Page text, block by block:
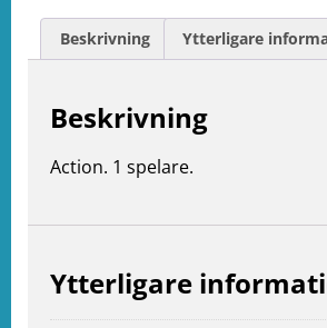
Beskrivning Ytterligare
Beskrivning
Action. 1 spelare.
Ytterligare